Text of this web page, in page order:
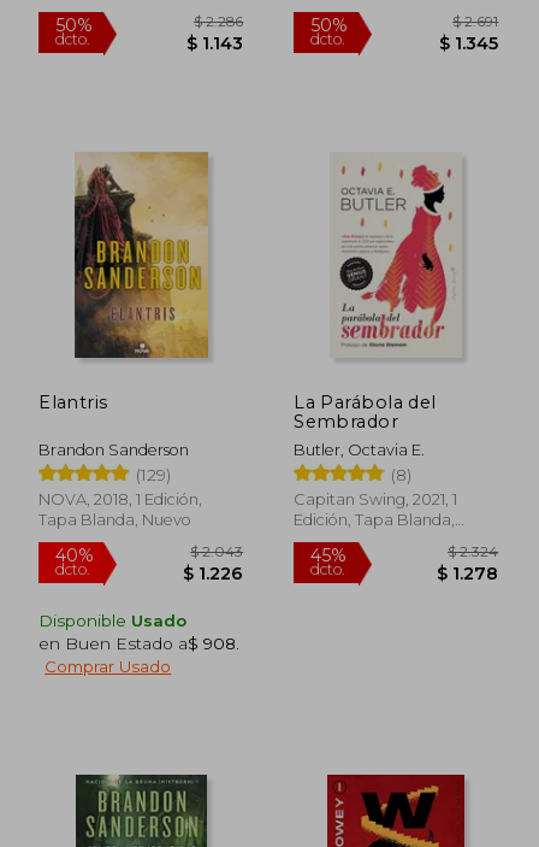
dcto. $ 1.342
Elantris
Brandon Sanderson
(129)
NOVA, 2018, 1 Edición,
Tapa Blanda, Nuevo
Disponible Usado
en Buen Estado a$ 908
Comprar Usado
La Parábola del
Sembrador
Butler, Octavia E.
(8)
Capitan Swing, 2021, 1
Edición, Tapa Blanda,
Nuevo